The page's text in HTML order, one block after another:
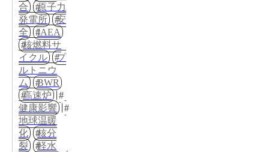
合
原子力
発電所
安
全
IAEA
核燃料サ
イクル
プ
ルトニウ
ム
BWR
高速炉
健康影響
地球温暖
化
核分
裂
軽水